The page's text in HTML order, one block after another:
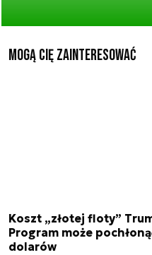
Mogą Cię zainteresować
Koszt „złotej floty”
Program może
dolarów